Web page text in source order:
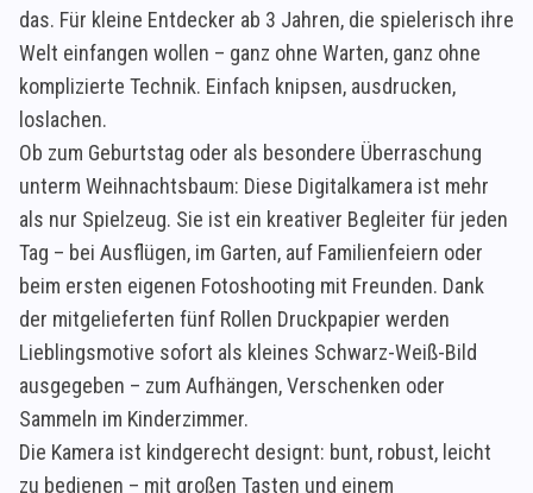
das. Für kleine Entdecker ab 3 Jahren, die spielerisch ihre
Welt einfangen wollen – ganz ohne Warten, ganz ohne
komplizierte Technik. Einfach knipsen, ausdrucken,
loslachen.
Ob zum Geburtstag oder als besondere Überraschung
unterm Weihnachtsbaum: Diese Digitalkamera ist mehr
als nur Spielzeug. Sie ist ein kreativer Begleiter für jeden
Tag – bei Ausflügen, im Garten, auf Familienfeiern oder
beim ersten eigenen Fotoshooting mit Freunden. Dank
der mitgelieferten fünf Rollen Druckpapier werden
Lieblingsmotive sofort als kleines Schwarz-Weiß-Bild
ausgegeben – zum Aufhängen, Verschenken oder
Sammeln im Kinderzimmer.
Die Kamera ist kindgerecht designt: bunt, robust, leicht
zu bedienen – mit großen Tasten und einem